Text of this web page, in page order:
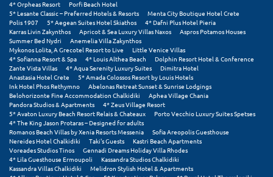
Ρέθυμνο
Ρίο
Ρόδος
Σ
Σαλαμίνα
Σαμοθράκη
Σάμος
4* Orpheas Resort
Porfi Beach Hotel
5* Lesante Classic – Preferred Hotels & Resorts
Menta City Boutique Hotel Crete
Polis 1907
5* Aegean Suites Hotel Skiathos
4* Dafni Plus Hotel Pieria
Karras Livin Zakynthos
Apricot & Sea Luxury Villas Naxos
Aspros Potamos Houses
Summer Bed Nydri
Anemelia Villa Zakynthos
Mykonos Lolita, A Grecotel Resort to Live
Little Venice Villas
4* Sofianna Resort & Spa
4* Louis Althea Beach
Dolphin Resort Hotel & Conference
Zante Vista Villas
4* Aqua Serenity Luxury Suites
Dimitra Hotel
Anastasia Hotel Crete
5* Amada Colossos Resort by Louis Hotels
Ink Hotel Phos Rethymno
Abelonas Retreat Sunset & Sunrise Lodgings
Belohorizonte Fine Accommodation Chalkidiki
Aphea Village Chania
Pandora Studios & Apartments
4* Zeus Village Resort
5* Avaton Luxury Beach Resort Relais & Chateaux
Porto Vecchio Luxury Suites Spetses
4* The King Jason Protaras – Designed for adults
Romanos Beach Villas by Xenia Resorts Messenia
Sofia Areopolis Guesthouse
Nereides Hotel Chalkidiki
Taki's Guests
Kastri Beach Apartments
Voreades Studios Tinos
Gennadi Dreams Holiday Villa Rhodes
4* Lila Guesthouse Ermoupoli
Kassandra Studios Chalkidiki
Kassandra Villas Chalkidiki
Melidron Stylish Hotel & Apartments